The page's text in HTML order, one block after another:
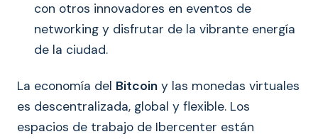
con otros innovadores en eventos de
networking y disfrutar de la vibrante energía
de la ciudad.
La economía del Bitcoin y las monedas virtuales
es descentralizada, global y flexible. Los
espacios de trabajo de Ibercenter están